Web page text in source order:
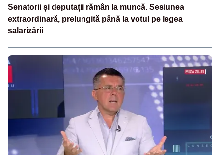
Senatorii și deputații rămân la muncă. Sesiunea
extraordinară, prelungită până la votul pe legea
salarizării